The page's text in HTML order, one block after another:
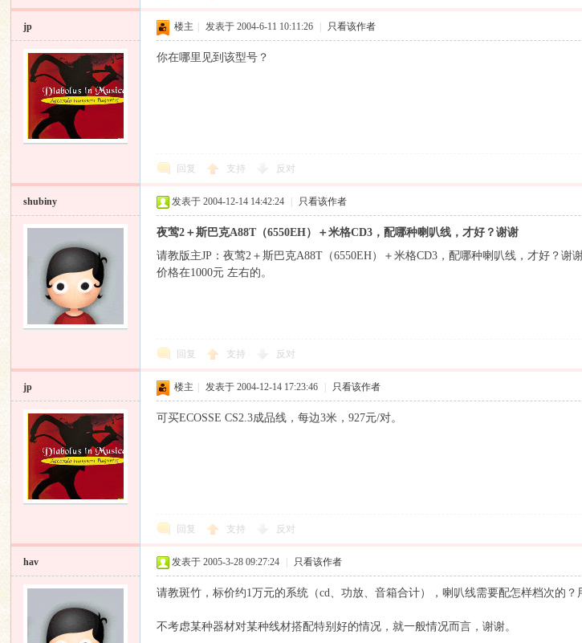
jp 楼主 发表于 2004-6-11 10:11:26 只看该作者
你在哪里见到该型号？
回复 支持 反对
shubiny 发表于 2004-12-14 14:42:24 只看该作者
夜莺2＋斯巴克A88T（6550EH）＋米格CD3，配哪种喇叭线，才好？谢谢
请教版主JP：夜莺2＋斯巴克A88T（6550EH）＋米格CD3，配哪种喇叭线，才好？谢谢
价格在1000元 左右的。
回复 支持 反对
jp 楼主 发表于 2004-12-14 17:23:46 只看该作者
可买ECOSSE CS2.3成品线，每边3米，927元/对。
回复 支持 反对
hav 发表于 2005-3-28 09:27:24 只看该作者
请教斑竹，标价约1万元的系统（cd、功放、音箱合计），喇叭线需要配怎样档次的
不考虑某种器材对某种线材搭配特别好的情况，就一般情况而言，谢谢。